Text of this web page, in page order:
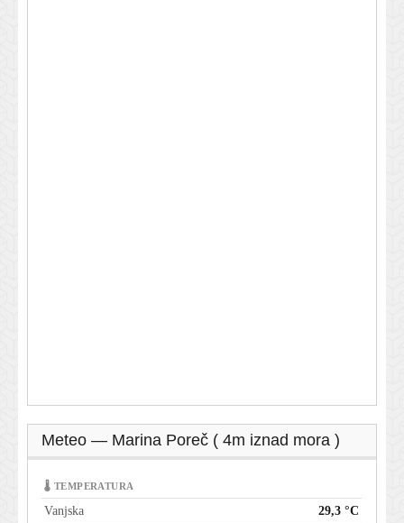
Meteo — Marina Poreč ( 4m iznad mora )
🌡 TEMPERATURA
Vanjska 29,3 °C